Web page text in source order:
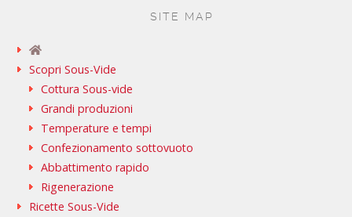
SITE MAP
Scopri Sous-Vide
Cottura Sous-vide
Grandi produzioni
Temperature e tempi
Confezionamento sottovuoto
Abbattimento rapido
Rigenerazione
Ricette Sous-Vide